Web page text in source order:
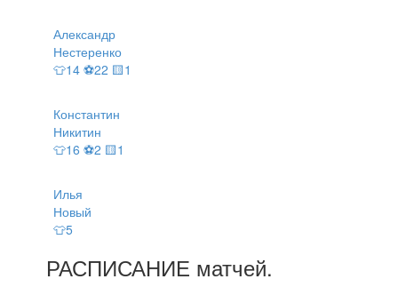
Александр
Нестеренко
👕14 ⚽22 🟨1
Константин
Никитин
👕16 ⚽2 🟨1
Илья
Новый
👕5
РАСПИСАНИЕ матчей.